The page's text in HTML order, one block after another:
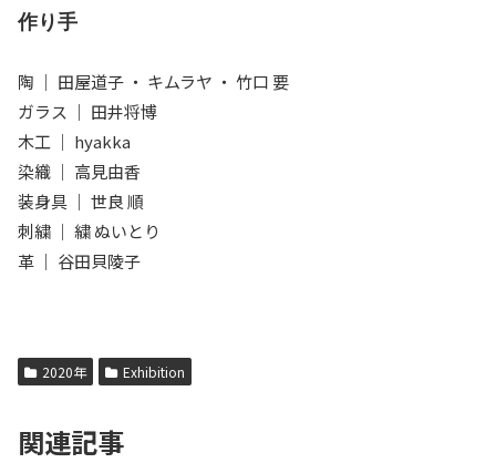
作り手
陶 ｜ 田屋道子 ・ キムラヤ ・ 竹口 要
ガラス ｜ 田井将博
木工 ｜ hyakka
染織 ｜ 高見由香
装身具 ｜ 世良 順
刺繍 ｜ 繍 ぬいとり
革 ｜ 谷田貝陵子
2020年 Exhibition
関連記事